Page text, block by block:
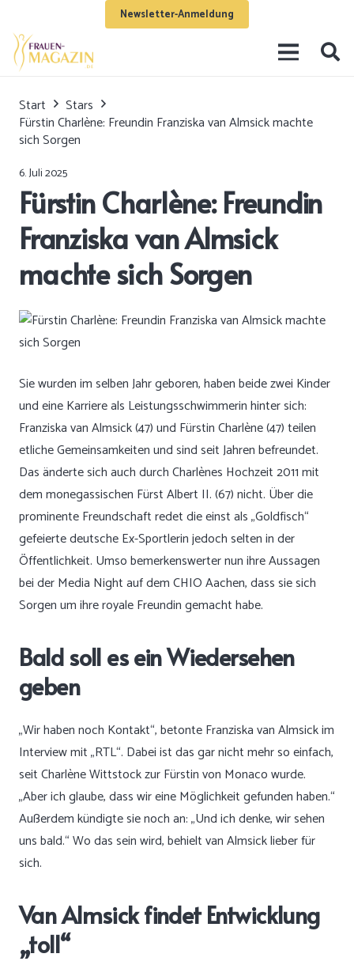
Newsletter-Anmeldung
Start
Stars
Fürstin Charlène: Freundin Franziska van Almsick machte
sich Sorgen
6. Juli 2025
Fürstin Charlène: Freundin
Franziska van Almsick
machte sich Sorgen
Sie wurden im selben Jahr geboren, haben beide zwei Kinder
und eine Karriere als Leistungsschwimmerin hinter sich:
Franziska van Almsick (47) und Fürstin Charlène (47) teilen
etliche Gemeinsamkeiten und sind seit Jahren befreundet.
Das änderte sich auch durch Charlènes Hochzeit 2011 mit
dem monegassischen Fürst Albert II. (67) nicht. Über die
prominente Freundschaft redet die einst als „Goldfisch“
gefeierte deutsche Ex-Sportlerin jedoch selten in der
Öffentlichkeit. Umso bemerkenswerter nun ihre Aussagen
bei der Media Night auf dem CHIO Aachen, dass sie sich
Sorgen um ihre royale Freundin gemacht habe.
Bald soll es ein Wiedersehen
geben
„Wir haben noch Kontakt“, betonte Franziska van Almsick im
Interview mit „RTL“. Dabei ist das gar nicht mehr so einfach,
seit Charlène Wittstock zur Fürstin von Monaco wurde.
„Aber ich glaube, dass wir eine Möglichkeit gefunden haben.“
Außerdem kündigte sie noch an: „Und ich denke, wir sehen
uns bald.“ Wo das sein wird, behielt van Almsick lieber für
sich.
Van Almsick findet Entwicklung
„toll“